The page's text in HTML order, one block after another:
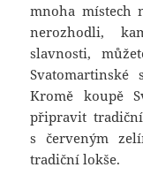
mnoha místech
nerozhodli,
slavnosti,
Kromě koupě
připravit
s červeným
tradiční lokše.